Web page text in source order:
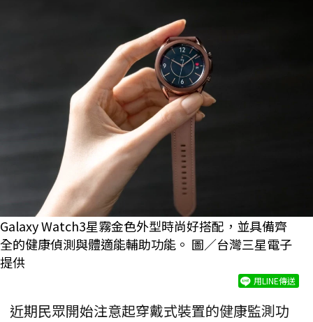
Galaxy Watch3星霧金色外型時尚好搭配，並具備齊
全的健康偵測與體適能輔助功能。 圖／台灣三星電子
提供
用LINE傳送
近期民眾開始注意起穿戴式裝置的健康監測功